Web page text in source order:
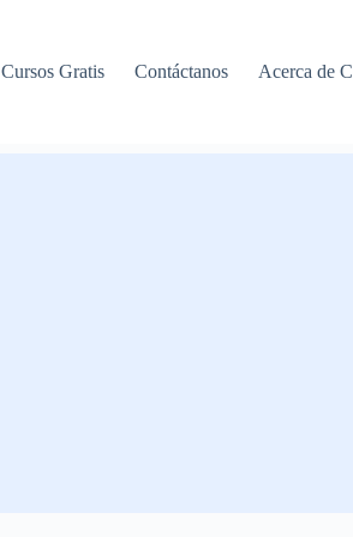
Cursos Gratis Contáctanos Acerca de